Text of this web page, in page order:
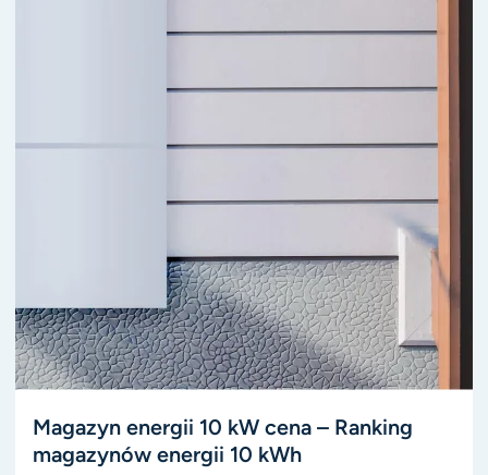
Magazyn energii 10 kW cena – Ranking
magazynów energii 10 kWh